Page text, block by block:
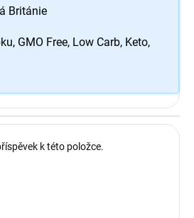
Británie
GMO Free, Low Carb, Keto,
k této položce.